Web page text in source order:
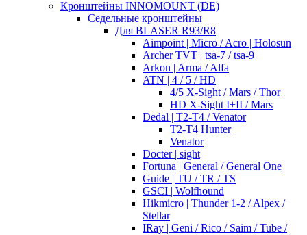
Кронштейны INNOMOUNT (DE)
Седельные кронштейны
Для BLASER R93/R8
Aimpoint | Micro / Acro | Holosun
Archer TVT | tsa-7 / tsa-9
Arkon | Arma / Alfa
ATN | 4 / 5 / HD
4/5 X-Sight / Mars / Thor
HD X-Sight I+II / Mars
Dedal | T2-T4 / Venator
T2-T4 Hunter
Venator
Docter | sight
Fortuna | General / General One
Guide | TU / TR / TS
GSCI | Wolfhound
Hikmicro | Thunder 1-2 / Alpex /
Stellar
IRay | Geni / Rico / Saim / Tube /